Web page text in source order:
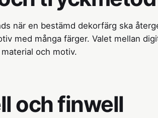
när en bestämd dekorfärg ska
med många färger. Valet mellan
och motiv.
och finwell